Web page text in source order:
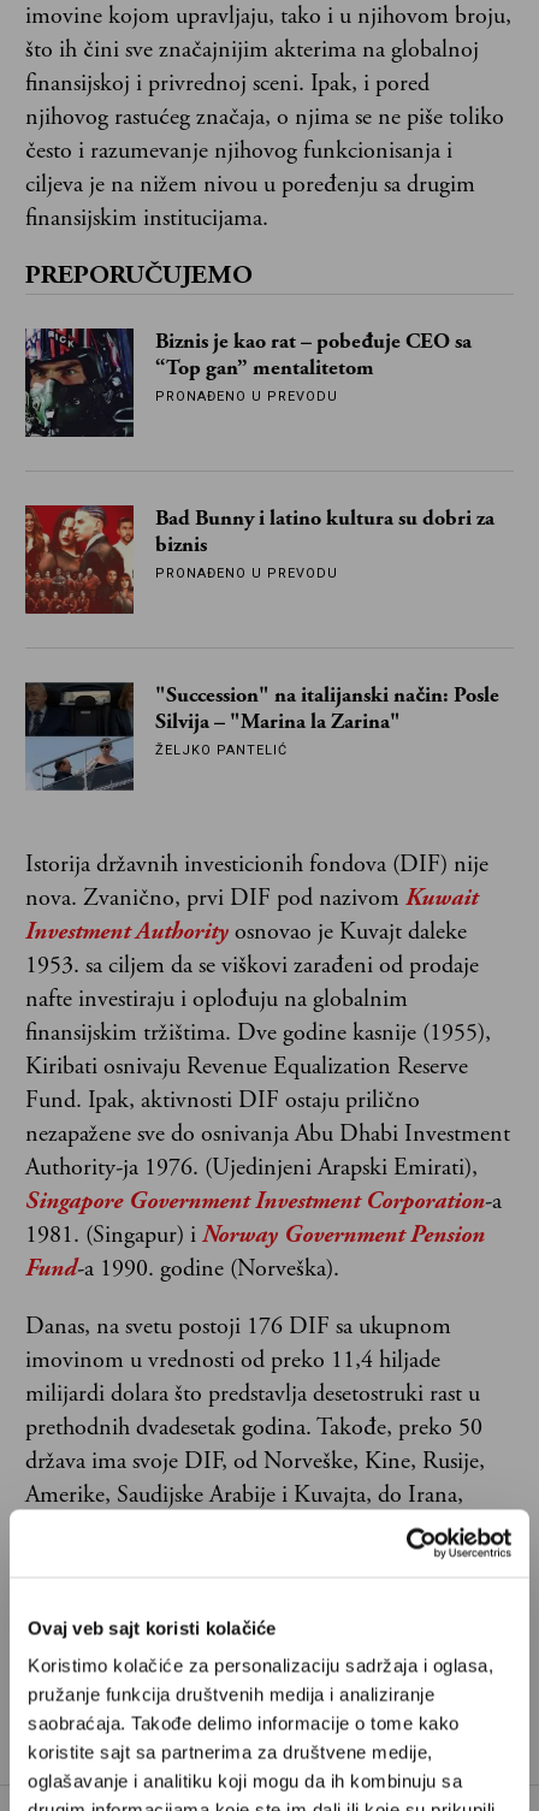
Ovaj veb sajt koristi kolačiće
Koristimo kolačiće za personalizaciju sadržaja i oglasa,
pružanje funkcija društvenih medija i analiziranje
saobraćaja. Takođe delimo informacije o tome kako
koristite sajt sa partnerima za društvene medije,
oglašavanje i analitiku koji mogu da ih kombinuju sa
imovine kojom upravljaju, tako i u njihovom broju,
što ih čini sve značajnijim akterima na globalnoj
finansijskoj i privrednoj sceni. Ipak, i pored
njihovog rastućeg značaja, o njima se ne piše toliko
često i razumevanje njihovog funkcionisanja i
ciljeva je na nižem nivou u poređenju sa drugim
finansijskim institucijama.
PREPORUČUJEMO
Biznis je kao rat – pobeđuje CEO sa
“Top gan” mentalitetom
PRONAĐENO U PREVODU
Bad Bunny i latino kultura su dobri za
biznis
PRONAĐENO U PREVODU
"Succession" na italijanski način: Posle
Silvija – "Marina la Zarina"
ŽELJKO PANTELIĆ
Istorija državnih investicionih fondova (DIF) nije
nova. Zvanično, prvi DIF pod nazivom Kuwait
Investment Authority osnovao je Kuvajt daleke
1953. sa ciljem da se viškovi zarađeni od prodaje
nafte investiraju i oplođuju na globalnim
finansijskim tržištima. Dve godine kasnije (1955),
Kiribati osnivaju Revenue Equalization Reserve
Fund. Ipak, aktivnosti DIF ostaju prilično
nezapažene sve do osnivanja Abu Dhabi Investment
Authority-ja 1976. (Ujedinjeni Arapski Emirati),
Singapore Government Investment Corporation-a
1981. (Singapur) i Norway Government Pension
Fund-a 1990. godine (Norveška).
Danas, na svetu postoji 176 DIF sa ukupnom
imovinom u vrednosti od preko 11,4 hiljade
milijardi dolara što predstavlja desetostruki rast u
prethodnih dvadesetak godina. Takođe, preko 50
država ima svoje DIF, od Norveške, Kine, Rusije,
Amerike, Saudijske Arabije i Kuvajta, do Irana,
Irske, Mongolije, Južne Koreje, Bocvane, Bruneja i